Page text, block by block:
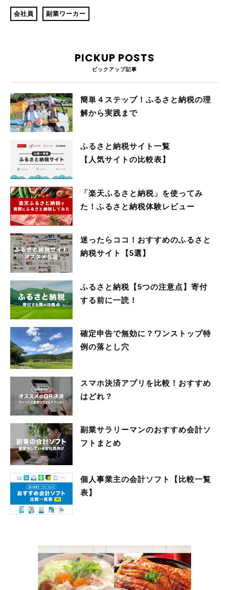
会社員 副業ワーカー
PICKUP POSTS
ピックアップ記事
簡単４ステップ！ふるさと納税の理
解から実践まで
ふるさと納税サイト一覧
【人気サイトの比較表】
「楽天ふるさと納税」を使ってみ
た！ふるさと納税体験レビュー
迷ったらココ！おすすめのふるさと
納税サイト【5選】
ふるさと納税【5つの注意点】寄付
する前に一読！
確定申告で無効に？ワンストップ特
例の落とし穴
スマホ決済アプリを比較！おすすめ
はどれ？
副業サラリーマンのおすすめ会計ソ
フトまとめ
個人事業主の会計ソフト【比較一覧
表】